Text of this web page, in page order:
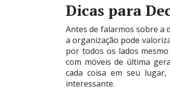
Dicas para
Antes de falarmos sobre a
a organização pode
por todos os lados
com móveis de última
cada coisa em seu
interessante.